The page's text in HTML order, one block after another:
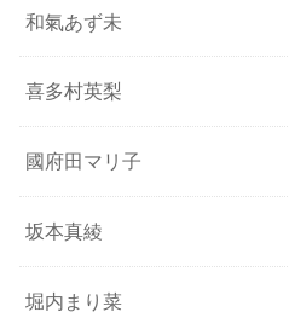
和氣あず未
喜多村英梨
國府田マリ子
坂本真綾
堀内まり菜